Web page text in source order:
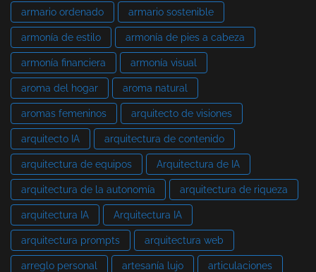
armario ordenado
armario sostenible
armonía de estilo armonía de pies a cabeza
armonía financiera armonía visual
aroma del hogar aroma natural
aromas femeninos arquitecto de visiones
arquitecto IA arquitectura de contenido
arquitectura de equipos Arquitectura de IA
arquitectura de la autonomía arquitectura de riqueza
arquitectura IA Arquitectura IA
arquitectura prompts arquitectura web
arreglo personal artesanía lujo
articulaciones